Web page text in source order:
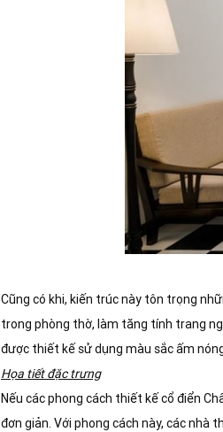
Cũng có khi, kiến trúc này tôn trọng
trong phòng thờ, làm tăng tính trang
được thiết kế sử dụng màu sắc ấm
Họa tiết đặc trưng
Nếu các phong cách thiết kế cổ điển
đơn giản. Với phong cách này, các